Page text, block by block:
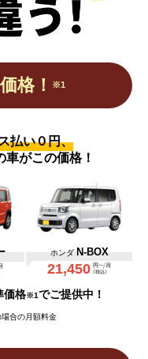
格！ ※1
払い０円、
車がこの価格！
ホンダ N-BOX
21,450
価格※1でご提供中！
合の月額料金